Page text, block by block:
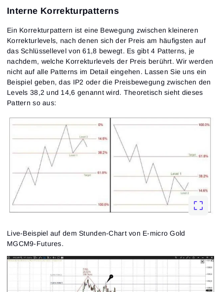
Interne Korrekturpatterns
Ein Korrekturpattern ist eine Bewegung zwischen kleineren
Korrekturlevels, nach denen sich der Preis am häufigsten auf
das Schlüssellevel von 61,8 bewegt. Es gibt 4 Patterns, je
nachdem, welche Korrekturlevels der Preis berührt. Wir werden
nicht auf alle Patterns im Detail eingehen. Lassen Sie uns ein
Beispiel geben, das IP2 oder die Preisbewegung zwischen den
Levels 38,2 und 14,6 genannt wird. Theoretisch sieht dieses
Pattern so aus:
Live-Beispiel auf dem Stunden-Chart von E-micro Gold
MGCM9-Futures.